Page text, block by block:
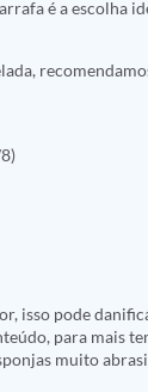
é a escolha
isso pode
para mais
muito